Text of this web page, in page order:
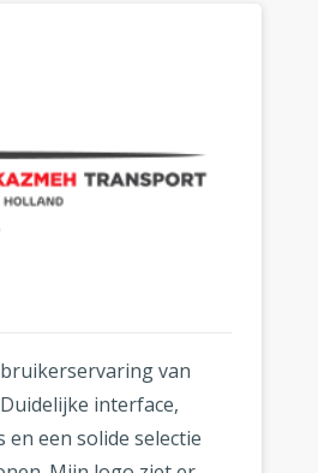
van
interface,
en een solide selectie